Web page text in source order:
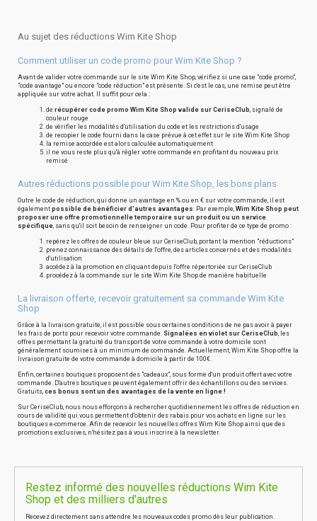
Au sujet des réductions Wim Kite Shop
Comment utiliser un code promo pour Wim Kite Shop ?
Avant de valider votre commande sur le site Wim Kite Shop, vérifiez si une case "code promo",
"code avantage" ou encore "code réduction" est présente. Si c'est le cas, une remise peut être
appliquée sur votre achat. Il suffit pour cela :
de récupérer code promo Wim Kite Shop valide sur CeriseClub, signalé de
couleur rouge
de vérifier les modalités d'utilisation du code et les restrictions d'usage
de recopier le code fourni dans la case prévue à cet effet sur le site Wim Kite Shop
la remise accordée est alors calculée automatiquement
il ne vous reste plus qu'à régler votre commande en profitant du nouveau prix
remisé
Autres réductions possible pour Wim Kite Shop, les bons plans
Outre le code de réduction, qui donne un avantage en % ou en € sur votre commande, il est
également possible de bénéficier d'autres avantages. Par exemple, Wim Kite Shop peut
proposer une offre promotionnelle temporaire sur un produit ou un service
spécifique, sans qu'il soit besoin de renseigner un code. Pour profiter de ce type de promo :
repérez les offres de couleur bleue sur CeriseClub, portant la mention "réductions"
prenez connaissance des détails de l'offre, des articles concernés et des modalités
d'utilisation
accédez à la promotion en cliquant depuis l'offre répertoriée sur CeriseClub
procédez à la commande sur le site Wim Kite Shop de manière habituelle
La livraison offerte, recevoir gratuitement sa commande Wim Kite
Shop
Grâce à la livraison gratuite, il est possible sous certaines conditions de ne pas avoir à payer
les frais de ports pour recevoir votre commande. Signalées en violet sur CeriseClub, les
offres permettant la gratuité du transport de votre commande à votre domicile sont
généralement soumises à un minimum de commande. Actuellement, Wim Kite Shop offre la
livraison gratuite de votre commande à domicile à partir de 100€.
Enfin, certaines boutiques proposent des "cadeaux", sous forme d'un produit offert avec votre
commande. D'autres boutiques peuvent également offrir des échantillons ou des services.
Gratuits, ces bonus sont un des avantages de la vente en ligne !
Sur CeriseClub, nous nous efforçons à rechercher quotidiennement les offres de réduction en
cours de validité qui vous permettent d'obtenir des rabais pour vos achats en ligne sur les
boutiques e-commerce. Afin de recevoir les nouvelles offres Wim Kite Shop ainsi que des
promotions exclusives, n'hésitez pas à vous inscrire à la newsletter.
Restez informé des nouvelles réductions Wim Kite
Shop et des milliers d'autres
Recevez directement sans attendre les nouveaux codes promo dès leur publication.